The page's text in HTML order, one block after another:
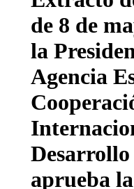
de 8 de
la
Agencia
Desarrollo
aprueba